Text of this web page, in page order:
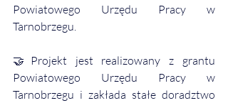
Powiatowego Urzędu Pracy w
Tarnobrzegu.
🤝Projekt jest realizowany z grantu
Powiatowego Urzędu Pracy w
Tarnobrzegu i zakłada stałe doradztwo